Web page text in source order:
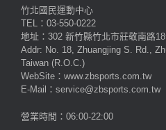
竹北國民運動中心
TEL：03-550-0222
地址：302 新竹縣竹北市莊敬南路
Addr: No. 18, Zhuangjing S. Rd.,
Taiwan (R.O.C.)
WebSite：www.zbsports.com.tw
E-Mail：service@zbsports.com.tw
營業時間：06:00-22:00